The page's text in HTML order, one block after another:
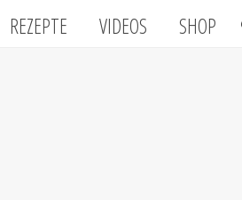
REZEPTE VIDEOS SHOP